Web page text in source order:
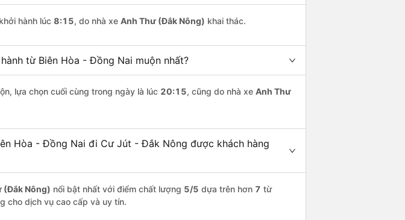
hành lúc 8:15, do nhà xe Anh Thư (Đắk Nông) khai thác.
từ Biên Hòa - Đồng Nai muộn nhất?
lựa chọn cuối cùng trong ngày là lúc 20:15, cũng do nhà xe Anh Thư
Hòa - Đồng Nai đi Cư Jút - Đắk Nông được khách hàng
(Đắk Nông) nổi bật nhất với điểm chất lượng 5/5 dựa trên hơn 7 từ
cho dịch vụ cao cấp và uy tín.